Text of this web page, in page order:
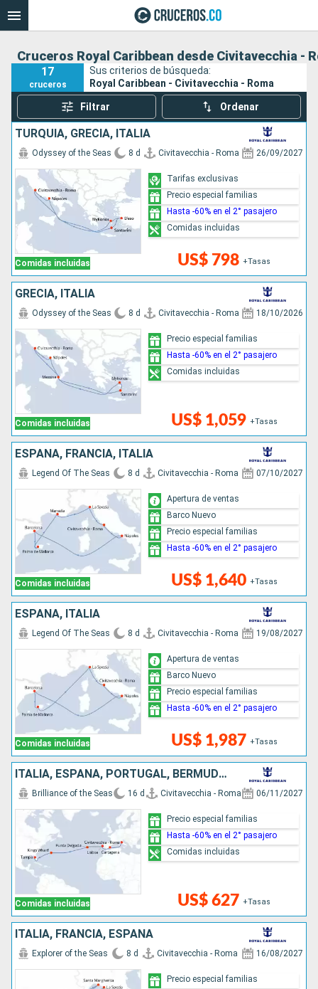
Cruceros Royal Caribbean desde Civitavecchia -
17
cruceros
Sus criterios de búsqueda:
Royal Caribbean - Civitavecchia - Roma
Filtrar Ordenar
TURQUÍA, GRECIA, ITALIA
Comidas incluidas
Odyssey of the Seas 8 d Civitavecchia - Roma 26/09/2027
US$ 798 +Tasas
Tarifas exclusivas
Precio especial familias
Hasta -60% en el 2° pasajero
Comidas incluidas
GRECIA, ITALIA
Comidas incluidas
Odyssey of the Seas 8 d Civitavecchia - Roma 18/10/2026
US$ 1,059 +Tasas
Precio especial familias
Hasta -60% en el 2° pasajero
Comidas incluidas
ESPAÑA, FRANCIA, ITALIA
Comidas incluidas
Legend Of The Seas 8 d Civitavecchia - Roma 07/10/2027
US$ 1,640 +Tasas
Apertura de ventas
Barco Nuevo
Precio especial familias
Hasta -60% en el 2° pasajero
ESPAÑA, ITALIA
Comidas incluidas
Legend Of The Seas 8 d Civitavecchia - Roma 19/08/2027
US$ 1,987 +Tasas
Apertura de ventas
Barco Nuevo
Precio especial familias
Hasta -60% en el 2° pasajero
ITALIA, ESPAÑA, PORTUGAL, BERMUDAS, ESTADOS UNIDOS
Comidas incluidas
Brilliance of the Seas 16 d Civitavecchia - Roma 06/11/2027
US$ 627 +Tasas
Precio especial familias
Hasta -60% en el 2° pasajero
Comidas incluidas
ITALIA, FRANCIA, ESPAÑA
Explorer of the Seas 8 d Civitavecchia - Roma 16/08/2027
Precio especial familias